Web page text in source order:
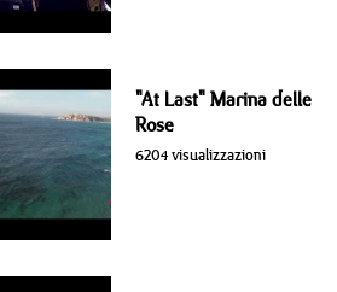
"At Last" Marina delle
Rose
6204 visualizzazioni